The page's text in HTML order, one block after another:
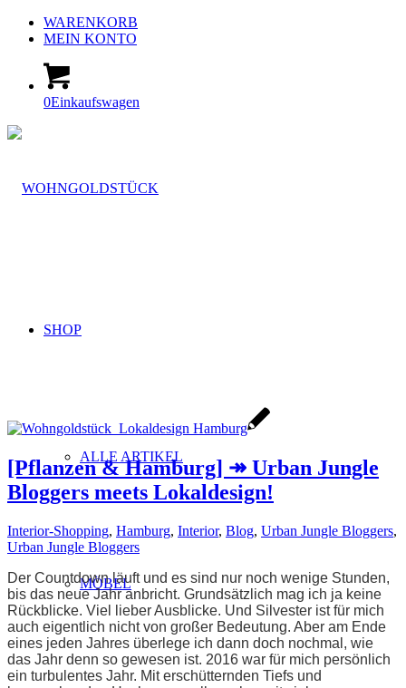
WARENKORB
MEIN KONTO
0Einkaufswagen
SHOP
ALLE ARTIKEL
MÖBEL
[Pflanzen & Hamburg] ↠ Urban Jungle
Bloggers meets Lokaldesign!
Interior-Shopping, Hamburg, Interior, Blog, Urban Jungle Bloggers,
Urban Jungle Bloggers
Der Countdown läuft und es sind nur noch wenige Stunden,
bis das neue Jahr anbricht. Grundsätzlich mag ich ja keine
Rückblicke. Viel lieber Ausblicke. Und Silvester ist für mich
auch eigentlich nicht von großer Bedeutung. Aber am Ende
eines jeden Jahres überlege ich dann doch nochmal, wie
das Jahr denn so gewesen ist. 2016 war für mich persönlich
ein turbulentes Jahr. Mit erschütternden Tiefs und